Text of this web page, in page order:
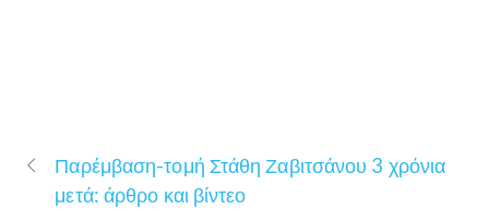
Παρέμβαση-τομή Στάθη Ζαβιτσάνου 3 χρόνια
μετά: άρθρο και βίντεο